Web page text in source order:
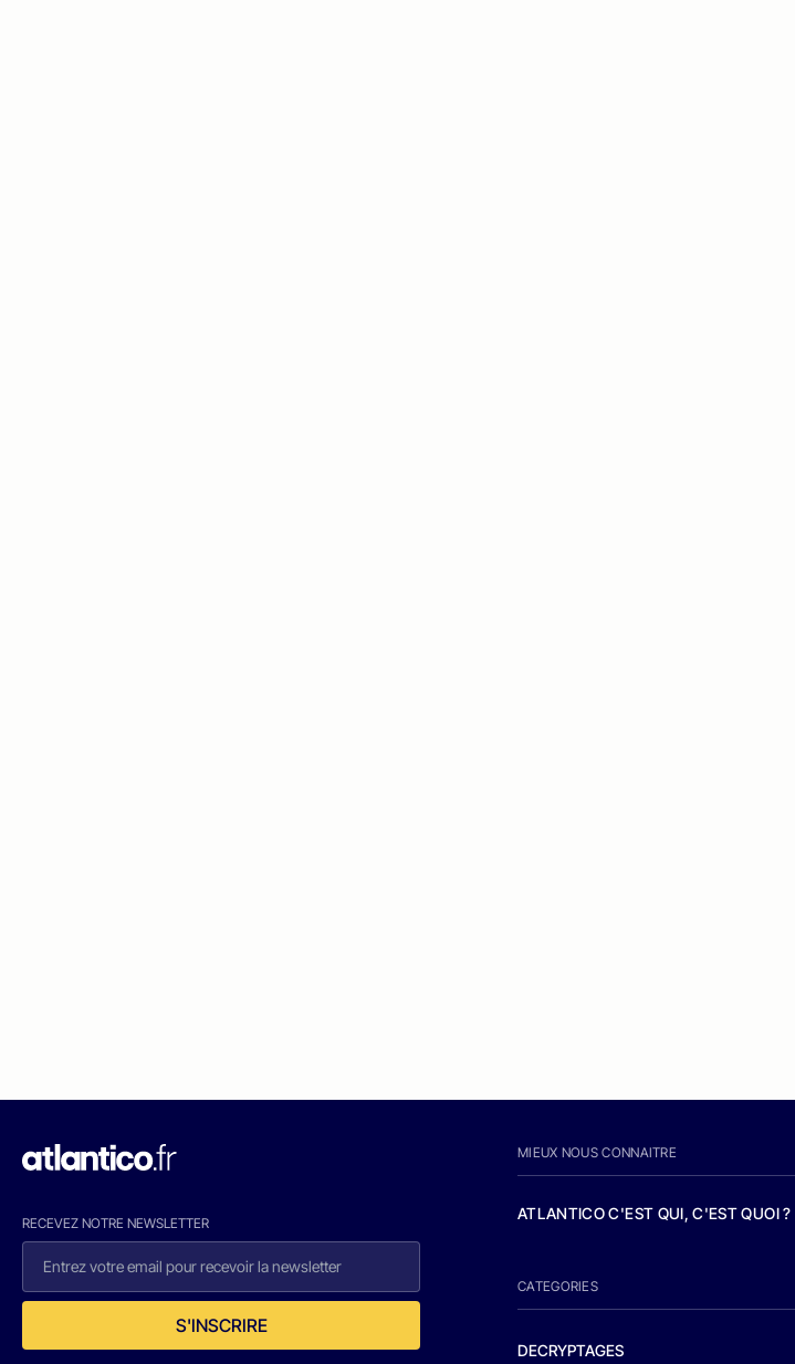
RECEVEZ NOTRE NEWSLETTER
S'INSCRIRE
MIEUX NOUS CONNAITRE
ATLANTICO C'EST QUI, C'EST QUOI ?
CATEGORIES
DECRYPTAGES